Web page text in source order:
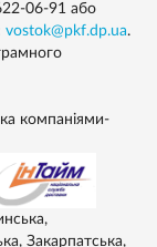
06-91 або
vostok@pkf.dp.ua.
компаніями-
Закарпатська,